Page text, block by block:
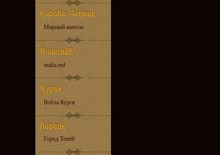
Мирный житель
mafia.md
Вобла Курск
Город Теней